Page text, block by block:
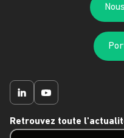
Retrouvez toute